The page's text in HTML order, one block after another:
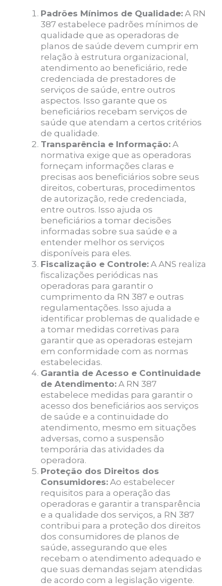
Padrões Mínimos de Qualidade: A RN
387 estabelece padrões mínimos de
qualidade que as operadoras de
planos de saúde devem cumprir em
relação à estrutura organizacional,
atendimento ao beneficiário, rede
credenciada de prestadores de
serviços de saúde, entre outros
aspectos. Isso garante que os
beneficiários recebam serviços de
saúde que atendam a certos critérios
de qualidade.
Transparência e Informação: A
normativa exige que as operadoras
forneçam informações claras e
precisas aos beneficiários sobre seus
direitos, coberturas, procedimentos
de autorização, rede credenciada,
entre outros. Isso ajuda os
beneficiários a tomar decisões
informadas sobre sua saúde e a
entender melhor os serviços
disponíveis para eles.
Fiscalização e Controle: A ANS realiza
fiscalizações periódicas nas
operadoras para garantir o
cumprimento da RN 387 e outras
regulamentações. Isso ajuda a
identificar problemas de qualidade e
a tomar medidas corretivas para
garantir que as operadoras estejam
em conformidade com as normas
estabelecidas.
Garantia de Acesso e Continuidade
de Atendimento: A RN 387
estabelece medidas para garantir o
acesso dos beneficiários aos serviços
de saúde e a continuidade do
atendimento, mesmo em situações
adversas, como a suspensão
temporária das atividades da
operadora.
Proteção dos Direitos dos
Consumidores: Ao estabelecer
requisitos para a operação das
operadoras e garantir a transparência
e a qualidade dos serviços, a RN 387
contribui para a proteção dos direitos
dos consumidores de planos de
saúde, assegurando que eles
recebam o atendimento adequado e
que suas demandas sejam atendidas
de acordo com a legislação vigente.